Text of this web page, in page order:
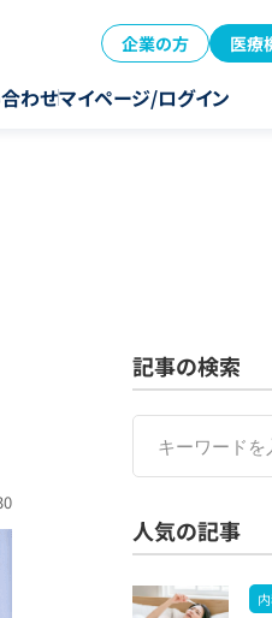
企業の方 医療
わせマイページ/ログイン
記事の検索
人気の記事